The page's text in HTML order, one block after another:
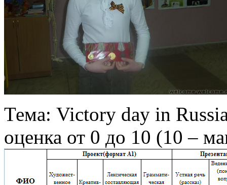
Тема: Victory day in
оценка от 0 до 10 (10 –